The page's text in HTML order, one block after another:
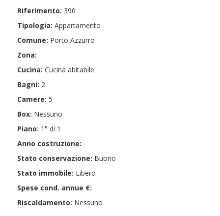
Riferimento: 390
Tipologia: Appartamento
Comune: Porto Azzurro
Zona:
Cucina: Cucina abitabile
Bagni: 2
Camere: 5
Box: Nessuno
Piano: 1° di 1
Anno costruzione:
Stato conservazione: Buono
Stato immobile: Libero
Spese cond. annue €:
Riscaldamento: Nessuno